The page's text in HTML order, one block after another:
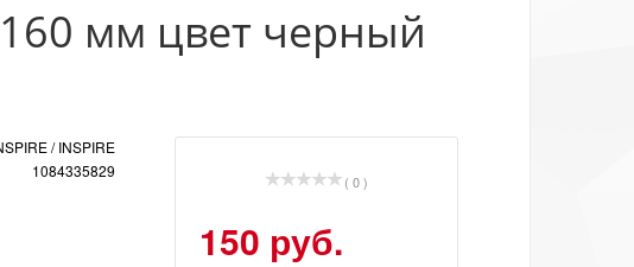
мм цвет черный
/ INSPIRE
1084335829
( 0 )
150 руб.